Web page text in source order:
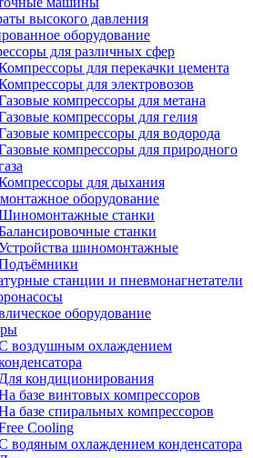
высокого давления
оборудование
для различных сфер
для перекачки цемента
для электровозов
компрессоры для метана
компрессоры для гелия
компрессоры для водорода
компрессоры для природного
для дыхания
оборудование
станки
станки
шиномонтажные
станции и пневмонагнетатели
оборудование
воздушным охлаждением
Для кондиционирования
базе винтовых компрессоров
базе спиральных компрессоров
Cooling
водяным охлаждением конденсатора